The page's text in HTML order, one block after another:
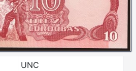
UNC